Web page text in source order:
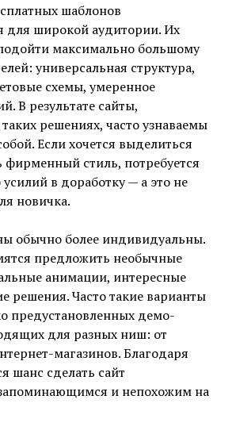
шаблонов
для широкой аудитории. Их
максимально большому
универсальная структура,
схемы, умеренное
В результате сайты,
решениях, часто узнаваемы
Если хочется выделиться
фирменный стиль, потребуется
в доработку — а это не
новичка.
обычно более индивидуальны.
предложить необычные
анимации, интересные
решения. Часто такие варианты
предустановленных демо-
для разных ниш: от
магазинов. Благодаря
шанс сделать сайт
и непохожим на